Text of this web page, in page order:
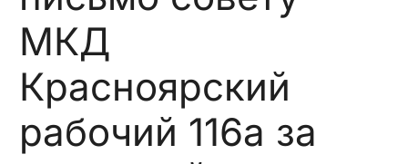
МКД
Красноярский
рабочий 116а за